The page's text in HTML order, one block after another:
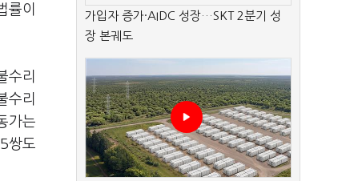
률이
수리
수리
가는
쌍도
가입자 증가·AIDC 성장…SKT 2분기 성
장 본궤도